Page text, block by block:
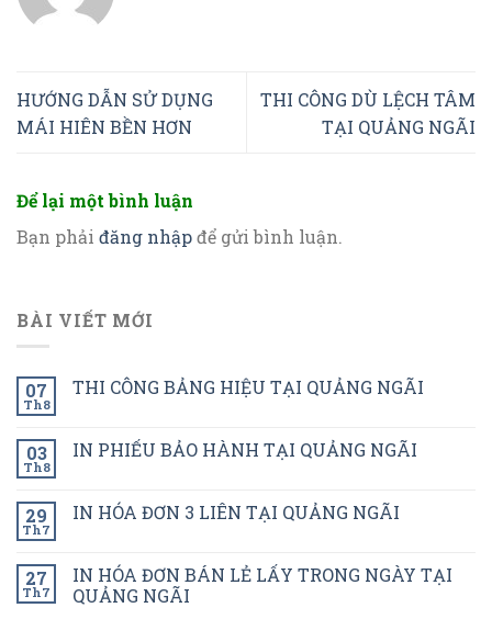
HƯỚNG DẪN SỬ DỤNG
MÁI HIÊN BỀN HƠN
THI CÔNG DÙ LỆCH TÂM
TẠI QUẢNG NGÃI
Để lại một bình luận
Bạn phải đăng nhậpđể gửi bình luận.
BÀI VIẾT MỚI
07
Th8
THI CÔNG BẢNG HIỆU TẠI QUẢNG NGÃI
03
Th8
IN PHIẾU BẢO HÀNH TẠI QUẢNG NGÃI
29
Th7
IN HÓA ĐƠN 3 LIÊN TẠI QUẢNG NGÃI
27
Th7
IN HÓA ĐƠN BÁN LẺ LẤY TRONG NGÀY TẠI
QUẢNG NGÃI